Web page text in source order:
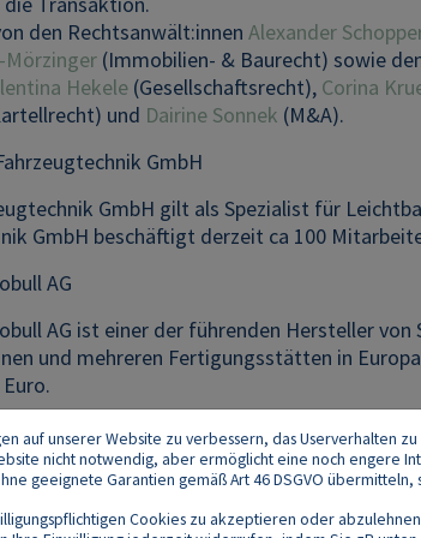
den Rechtsanwält:innen Alexander
Mörzinger (Immobilien- & Baurecht) sowie
Hekele (Gesellschaftsrecht), Corina
und Dairine Sonnek (M&A).
GmbH
GmbH gilt als Spezialist für
GmbH beschäftigt derzeit ca 100
AG
AG ist einer der führenden Hersteller
und mehreren Fertigungsstätten in
auf unserer Website zu verbessern, das Userverhalten
nicht notwendig, aber ermöglicht eine noch engere
geeignete Garantien gemäß Art 46 DSGVO
Cookies zu akzeptieren oder